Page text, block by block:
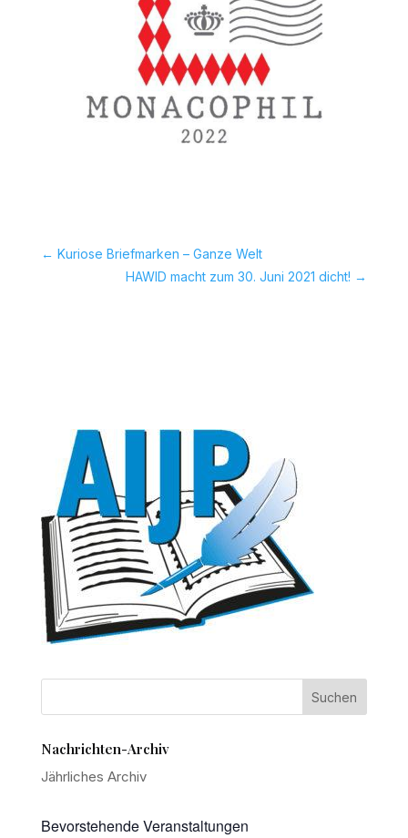
← Kuriose Briefmarken – Ganze Welt
HAWID macht zum 30. Juni 2021 dicht! →
Nachrichten-Archiv
Jährliches Archiv
Bevorstehende Veranstaltungen